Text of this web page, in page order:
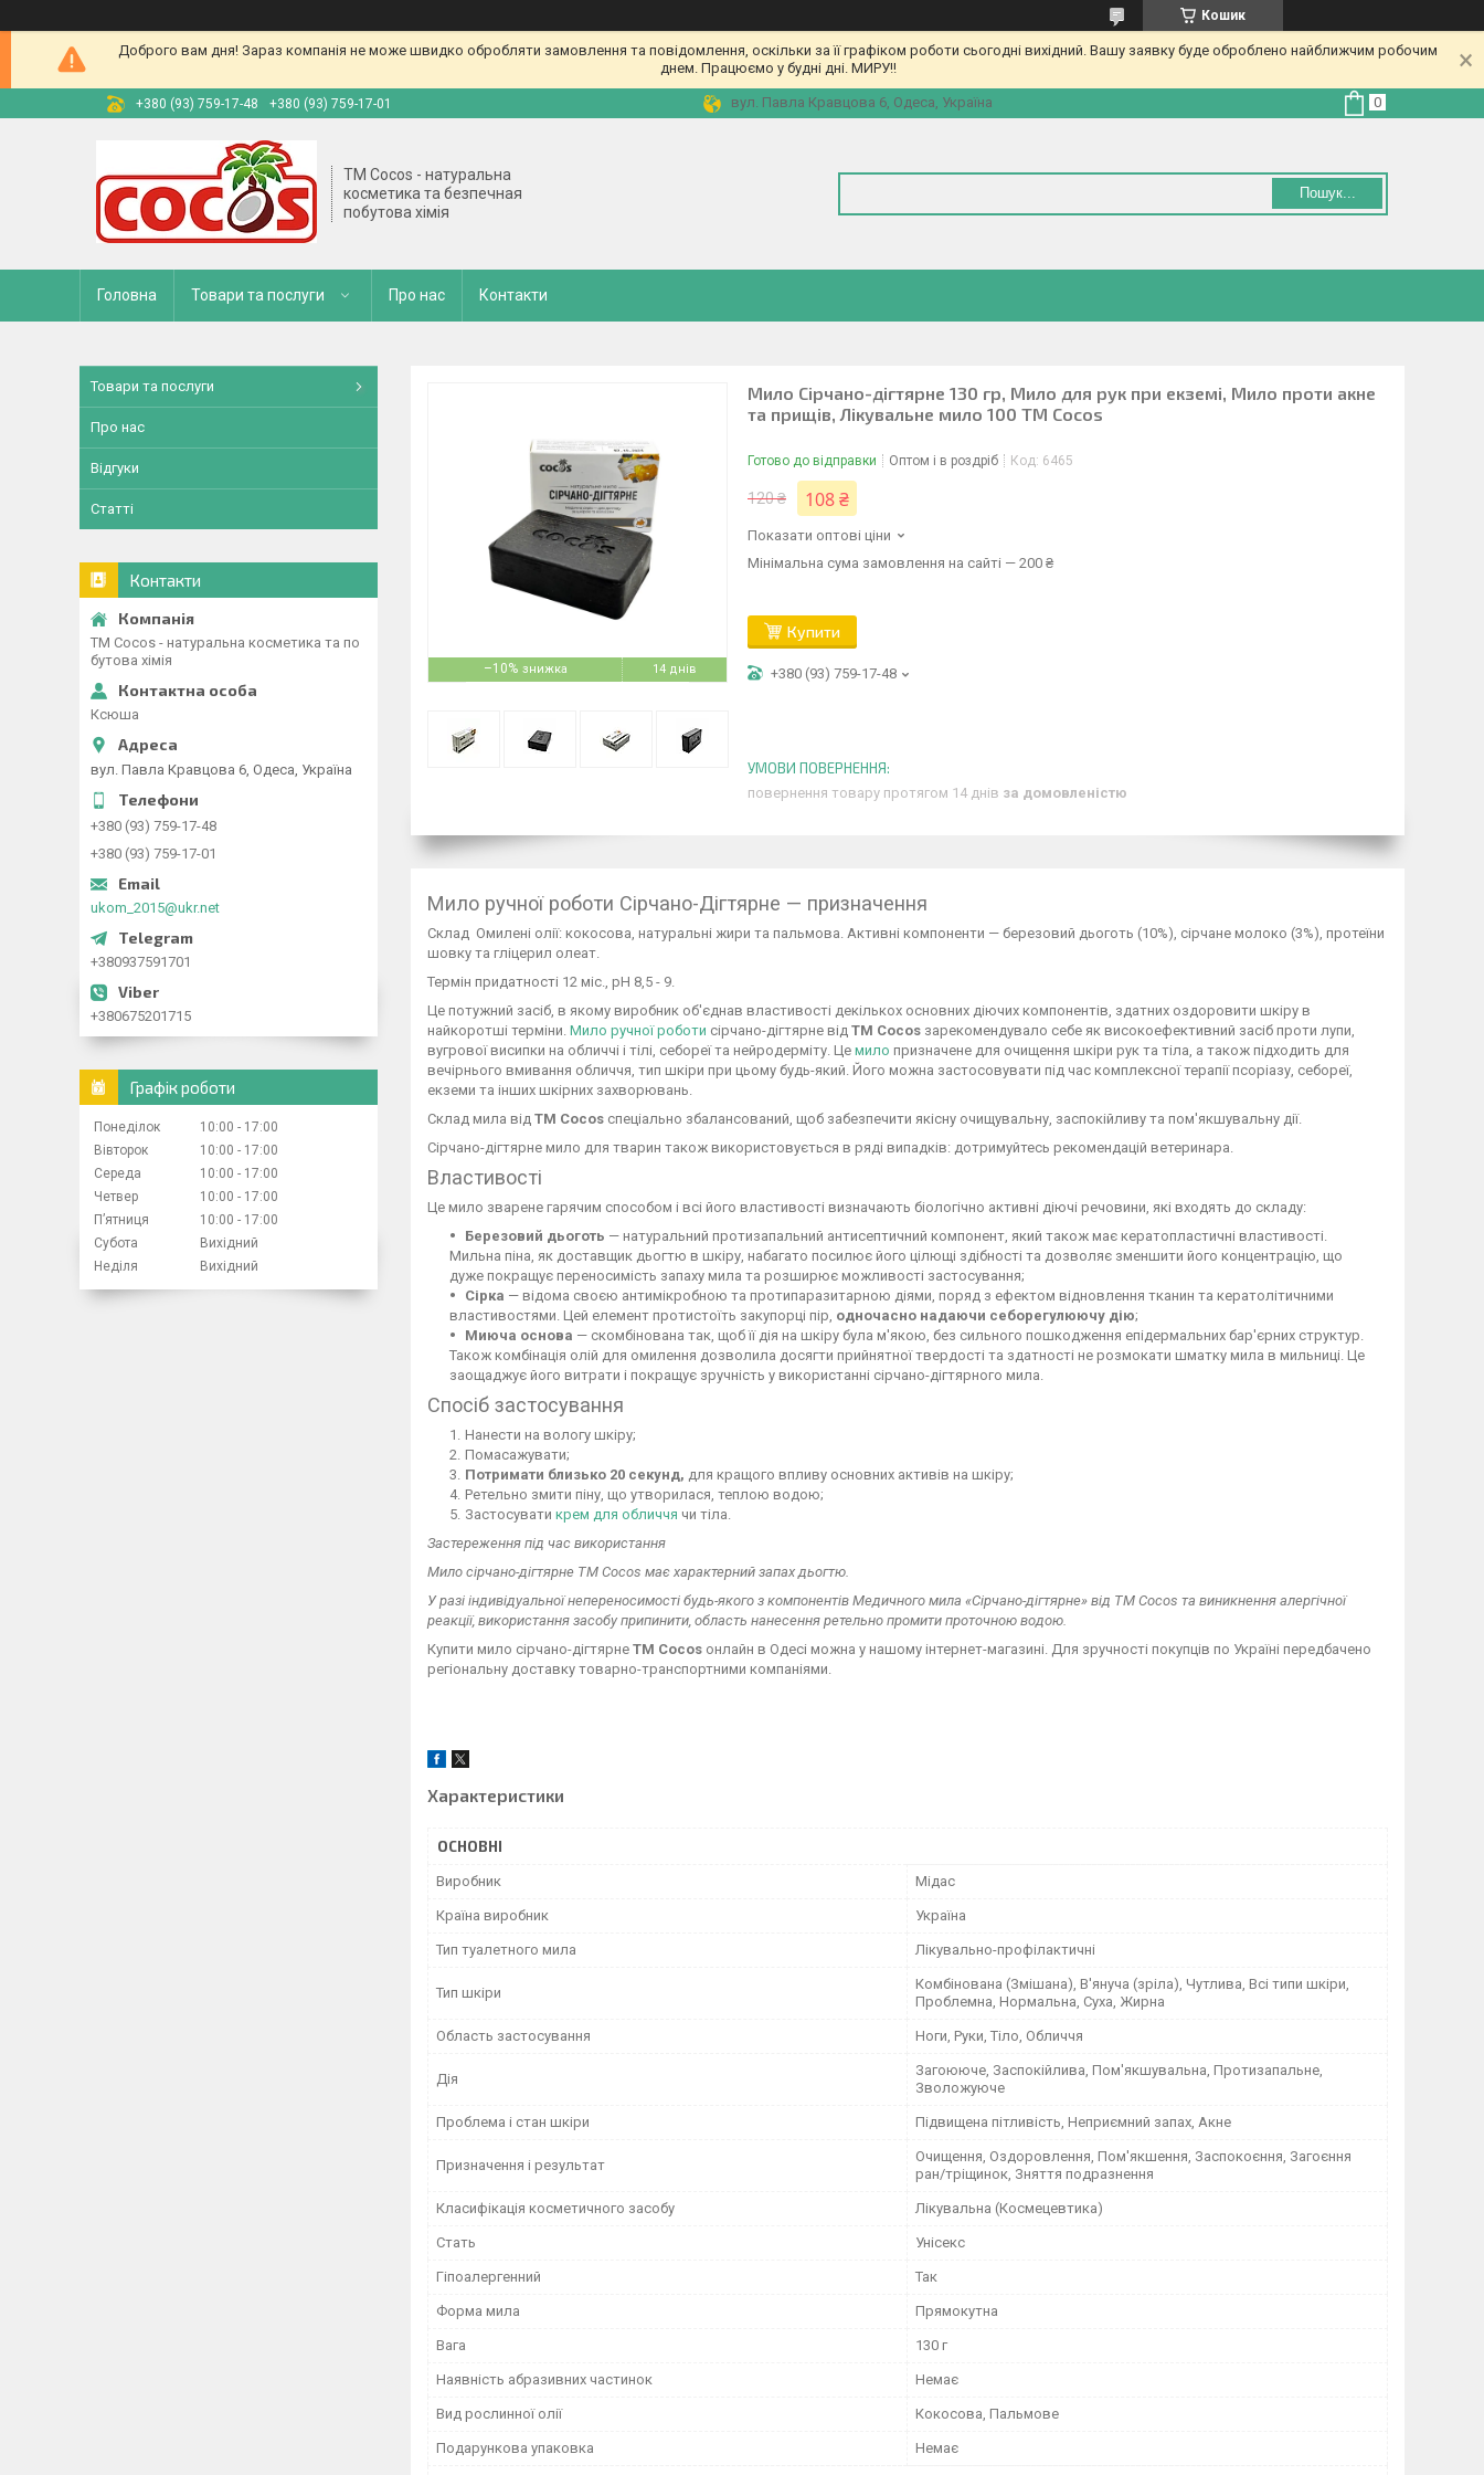
Кошик
Доброго вам дня! Зараз компанія не може швидко обробляти замовлення та повідомлення, оскільки за її графіком роботи сьогодні вихідний. Вашу заявку буде оброблено найближчим робочим
днем. Працюємо у будні дні. МИРУ!!
+380 (93) 759-17-48 +380 (93) 759-17-01 вул. Павла Кравцова 6, Одеса, Україна
TM Cocos - натуральна
косметика та безпечная
побутова хімія
Пошук...
Головна Товари та послуги Про нас Контакти
–10% 14 днів
Мило Сірчано-дігтярне 130 гр, Мило для рук при екземі, Мило проти акне
та прищів, Лікувальне мило 100 ТМ Cocos
Готово до відправки Оптом і в роздріб Код: 6465
120 ₴ 108 ₴
Показати оптові ціни
Мінімальна сума замовлення на сайті — 200 ₴
Купити
+380 (93) 759-17-48
повернення товару протягом 14 днів за домовленістю
Мило ручної роботи Сірчано-Дігтярне — призначення
Склад Омилені олії: кокосова, натуральні жири та пальмова. Активні компоненти — березовий дьоготь (10%), сірчане молоко (3%), протеїни
шовку та гліцерил олеат.
Термін придатності 12 міс., рН 8,5 - 9.
Це потужний засіб, в якому виробник об'єднав властивості декількох основних діючих компонентів, здатних оздоровити шкіру в
найкоротші терміни. Мило ручної роботи сірчано-дігтярне від ТМ Cocos зарекомендувало себе як високоефективний засіб проти лупи,
вугрової висипки на обличчі і тілі, себореї та нейродерміту. Це мило призначене для очищення шкіри рук та тіла, а також підходить для
вечірнього вмивання обличчя, тип шкіри при цьому будь-який. Його можна застосовувати під час комплексної терапії псоріазу, себореї,
екземи та інших шкірних захворювань.
Склад мила від ТМ Cocos спеціально збалансований, щоб забезпечити якісну очищувальну, заспокійливу та пом'якшувальну дії.
Сірчано-дігтярне мило для тварин також використовується в ряді випадків: дотримуйтесь рекомендацій ветеринара.
Властивості
Це мило зварене гарячим способом і всі його властивості визначають біологічно активні діючі речовини, які входять до складу:
Березовий дьоготь — натуральний протизапальний антисептичний компонент, який також має кератопластичні властивості.
Мильна піна, як доставщик дьогтю в шкіру, набагато посилює його цілющі здібності та дозволяє зменшити його концентрацію, що
дуже покращує переносимість запаху мила та розширює можливості застосування;
Сірка — відома своєю антимікробною та протипаразитарною діями, поряд з ефектом відновлення тканин та кератолітичними
властивостями. Цей елемент протистоїть закупорці пір, одночасно надаючи себорегулюючу дію;
Миюча основа — скомбінована так, щоб її дія на шкіру була м'якою, без сильного пошкодження епідермальних бар'єрних структур.
Також комбінація олій для омилення дозволила досягти прийнятної твердості та здатності не розмокати шматку мила в мильниці. Це
заощаджує його витрати і покращує зручність у використанні сірчано-дігтярного мила.
Спосіб застосування
Нанести на вологу шкіру;
Помасажувати;
Потримати близько 20 секунд, для кращого впливу основних активів на шкіру;
Ретельно змити піну, що утворилася, теплою водою;
Застосувати крем для обличчя чи тіла.
Застереження під час використання
Мило сірчано-дігтярне ТМ Cocos має характерний запах дьогтю.
У разі індивідуальної непереносимості будь-якого з компонентів Медичного мила «Сірчано-дігтярне» від ТМ Cocos та виникнення алергічної
реакції, використання засобу припинити, область нанесення ретельно промити проточною водою.
Купити мило сірчано-дігтярне ТМ Cocos онлайн в Одесі можна у нашому інтернет-магазині. Для зручності покупців по Україні передбачено
регіональну доставку товарно-транспортними компаніями.
Характеристики
ОСНОВНІ
Виробник Мідас
Країна виробник Україна
Тип туалетного мила Лікувально-профілактичні
Тип шкіри
Комбінована (Змішана), В'януча (зріла), Чутлива, Всі типи шкіри,
Проблемна, Нормальна, Суха, Жирна
Область застосування Ноги, Руки, Тіло, Обличчя
Дія
Загоююче, Заспокійлива, Пом'якшувальна, Протизапальне,
Зволожуюче
Проблема і стан шкіри Підвищена пітливість, Неприємний запах, Акне
Призначення і результат
Очищення, Оздоровлення, Пом'якшення, Заспокоєння, Загоєння
ран/тріщинок, Зняття подразнення
Класифікація косметичного засобу Лікувальна (Космецевтика)
Стать Унісекс
Гіпоалергенний Так
Форма мила Прямокутна
Вага 130 г
Наявність абразивних частинок Немає
Вид рослинної олії Кокосова, Пальмове
Подарункова упаковка Немає
Товари та послуги
Про нас
Відгуки
Статті
Контакти
ТМ Cocos - натуральна косметика та по
бутова хімія
Ксюша
вул. Павла Кравцова 6, Одеса, Україна
+380 (93) 759-17-48
+380 (93) 759-17-01
ukom_2015@ukr.net
+380937591701
+380675201715
Графік роботи
Понеділок 10:00
17:00
Вівторок
10:00
17:00
Середа
10:00
17:00
Четвер
10:00
17:00
Пʼятниця
10:00
17:00
Субота
Вихідний
Неділя
Вихідний